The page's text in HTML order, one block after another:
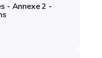
- Annexe 2 -